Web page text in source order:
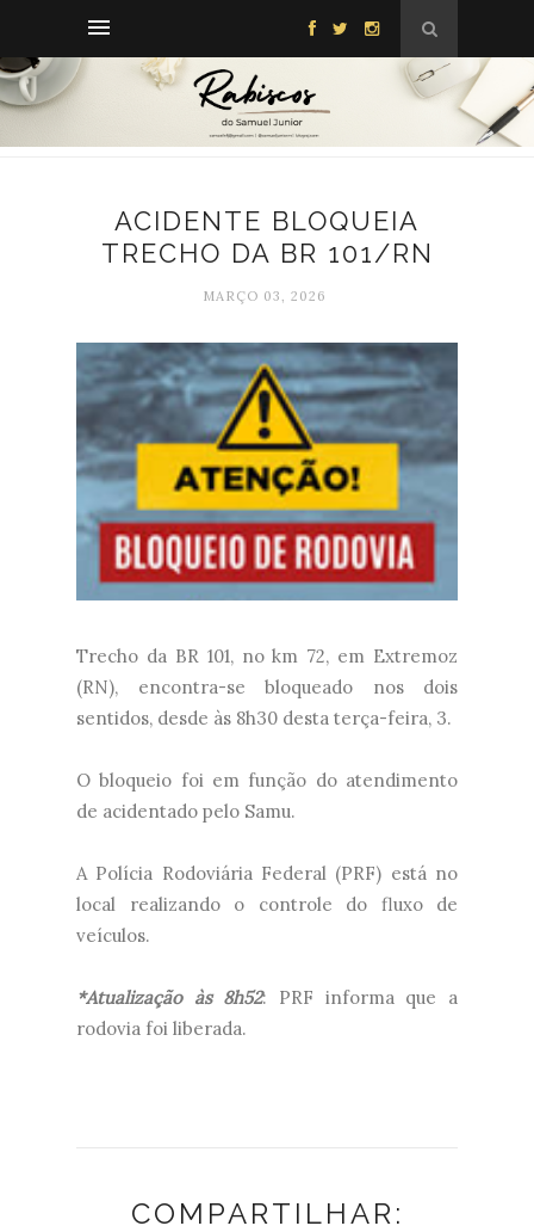
ACIDENTE BLOQUEIA
TRECHO DA BR 101/RN
MARÇO 03, 2026
Trecho da BR 101, no km 72, em Extremoz
(RN), encontra-se bloqueado nos dois
sentidos, desde às 8h30 desta terça-feira, 3.
O bloqueio foi em função do atendimento
de acidentado pelo Samu.
A Polícia Rodoviária Federal (PRF) está no
local realizando o controle do fluxo de
veículos.
*Atualização às 8h52: PRF informa que a
rodovia foi liberada.
COMPARTILHAR: